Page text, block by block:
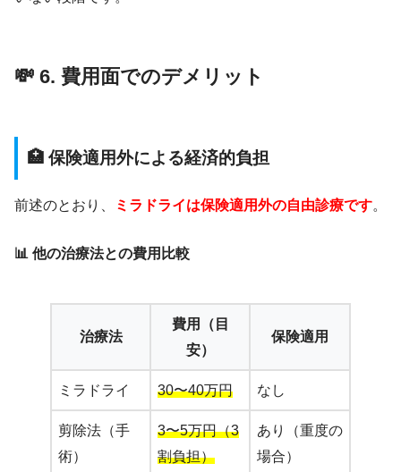
💸 6. 費用面でのデメリット
🏥 保険適用外による経済的負担
前述のとおり、 ミラドライは保険適用外の自由診療です。
📊 他の治療法との費用比較
治療法
費用（目
安）
保険適用
ミラドライ 30〜40万円 なし
剪除法（手
術）
3〜5万円（3
割負担）
あり（重度の
場合）